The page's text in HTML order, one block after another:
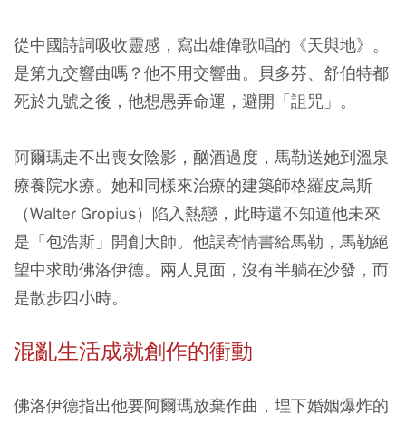
從中國詩詞吸收靈感，寫出雄偉歌唱的《天與地》。
是第九交響曲嗎？他不用交響曲。貝多芬、舒伯特都
死於九號之後，他想愚弄命運，避開「詛咒」。
阿爾瑪走不出喪女陰影，酗酒過度，馬勒送她到溫泉
療養院水療。她和同樣來治療的建築師格羅皮烏斯
（Walter Gropius）陷入熱戀，此時還不知道他未來
是「包浩斯」開創大師。他誤寄情書給馬勒，馬勒絕
望中求助佛洛伊德。兩人見面，沒有半躺在沙發，而
是散步四小時。
混亂生活成就創作的衝動
佛洛伊德指出他要阿爾瑪放棄作曲，埋下婚姻爆炸的